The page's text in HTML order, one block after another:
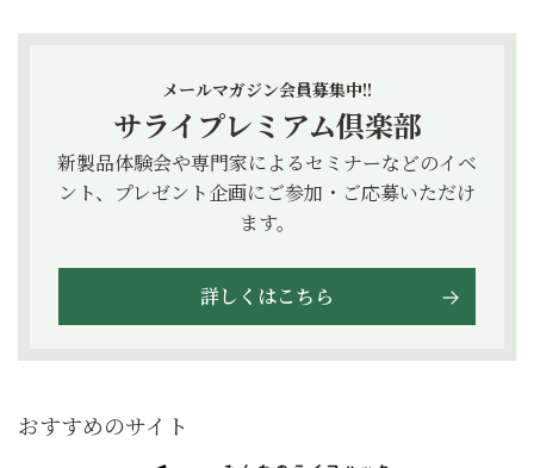
メールマガジン会員募集中!!
サライプレミアム倶楽部
新製品体験会や専門家によるセミナーなどのイベ
ント、プレゼント企画にご参加・ご応募いただけ
ます。
詳しくはこちら
おすすめのサイト